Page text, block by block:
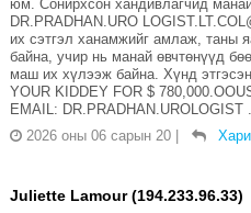
юм. Сонирхсон хандивлагчид
DR.PRADHAN.URO
их сэтгэл ханамжийг амлаж, таны
байна, учир нь манай өвчтөнүүд
маш их хүлээж байна. Хүнд
YOUR KIDDEY FOR $
EMAIL: DR.PRADHAN.UROLOGIST
2026 оны 06 сарын 20
Juliette Lamour (194.233.96.33)